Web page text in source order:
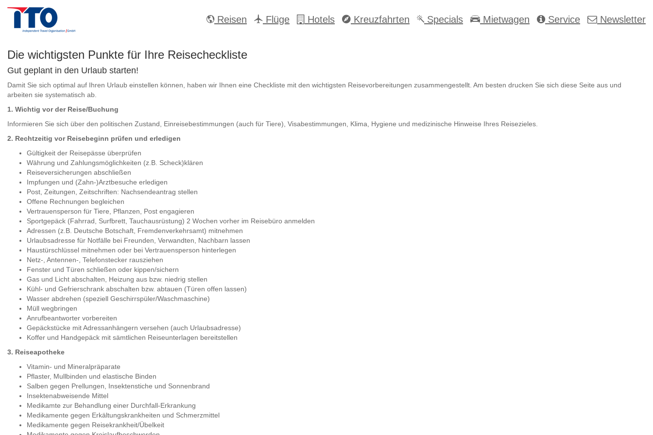
Reisen Flüge Hotels Kreuzfahrten Specials Mietwagen Service Newsletter
Die wichtigsten Punkte für Ihre Reisecheckliste
Gut geplant in den Urlaub starten!
Damit Sie sich optimal auf Ihren Urlaub einstellen können, haben wir Ihnen eine Checkliste mit den wichtigsten Reisevorbereitungen zusammengestellt. Am besten drucken Sie sich diese Seite aus und
arbeiten sie systematisch ab.
1. Wichtig vor der Reise/Buchung
Informieren Sie sich über den politischen Zustand, Einreisebestimmungen (auch für Tiere), Visabestimmungen, Klima, Hygiene und medizinische Hinweise Ihres Reisezieles.
2. Rechtzeitig vor Reisebeginn prüfen und erledigen
Gültigkeit der Reisepässe überprüfen
Währung und Zahlungsmöglichkeiten (z.B. Scheck)klären
Reiseversicherungen abschließen
Impfungen und (Zahn-)Arztbesuche erledigen
Post, Zeitungen, Zeitschriften: Nachsendeantrag stellen
Offene Rechnungen begleichen
Vertrauensperson für Tiere, Pflanzen, Post engagieren
Sportgepäck (Fahrrad, Surfbrett, Tauchausrüstung) 2 Wochen vorher im Reisebüro anmelden
Adressen (z.B. Deutsche Botschaft, Fremdenverkehrsamt) mitnehmen
Urlaubsadresse für Notfälle bei Freunden, Verwandten, Nachbarn lassen
Haustürschlüssel mitnehmen oder bei Vertrauensperson hinterlegen
Netz-, Antennen-, Telefonstecker rausziehen
Fenster und Türen schließen oder kippen/sichern
Gas und Licht abschalten, Heizung aus bzw. niedrig stellen
Kühl- und Gefrierschrank abschalten bzw. abtauen (Türen offen lassen)
Wasser abdrehen (speziell Geschirrspüler/Waschmaschine)
Müll wegbringen
Anrufbeantworter vorbereiten
Gepäckstücke mit Adressanhängern versehen (auch Urlaubsadresse)
Koffer und Handgepäck mit sämtlichen Reiseunterlagen bereitstellen
3. Reiseapotheke
Vitamin- und Mineralpräparate
Pflaster, Mullbinden und elastische Binden
Salben gegen Prellungen, Insektenstiche und Sonnenbrand
Insektenabweisende Mittel
Medikamte zur Behandlung einer Durchfall-Erkrankung
Medikamente gegen Erkältungskrankheiten und Schmerzmittel
Medikamente gegen Reisekrankheit/Übelkeit